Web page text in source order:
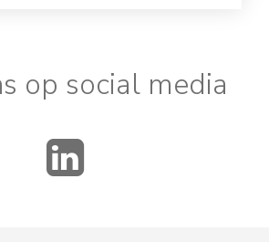
op social media